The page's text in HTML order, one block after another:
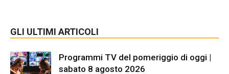
GLI ULTIMI ARTICOLI
Programmi TV del pomeriggio di oggi |
sabato 8 agosto 2026